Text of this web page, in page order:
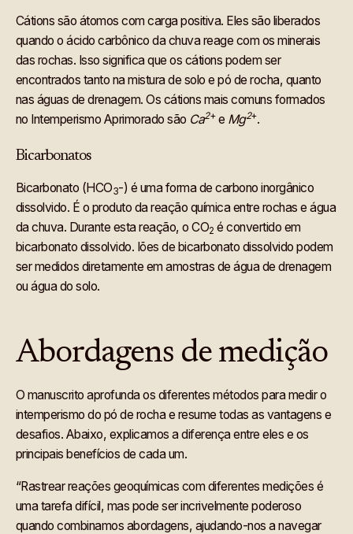
Cátions são átomos com carga positiva. Eles são liberados
quando o ácido carbônico da chuva reage com os minerais
das rochas. Isso significa que os cátions podem ser
encontrados tanto na mistura de solo e pó de rocha, quanto
nas águas de drenagem. Os cátions mais comuns formados
no Intemperismo Aprimorado são Ca2+e Mg2+.
Bicarbonatos
Bicarbonato (HCO3-) é uma forma de carbono inorgânico
dissolvido. É o produto da reação química entre rochas e água
da chuva. Durante esta reação, o CO2 é convertido em
bicarbonato dissolvido. Iões de bicarbonato dissolvido podem
ser medidos diretamente em amostras de água de drenagem
ou água do solo.
Abordagens de medição
O manuscrito aprofunda os diferentes métodos para medir o
intemperismo do pó de rocha e resume todas as vantagens e
desafios. Abaixo, explicamos a diferença entre eles e os
principais benefícios de cada um.
“Rastrear reações geoquímicas com diferentes medições é
uma tarefa difícil, mas pode ser incrivelmente poderoso
quando combinamos abordagens, ajudando-nos a navegar